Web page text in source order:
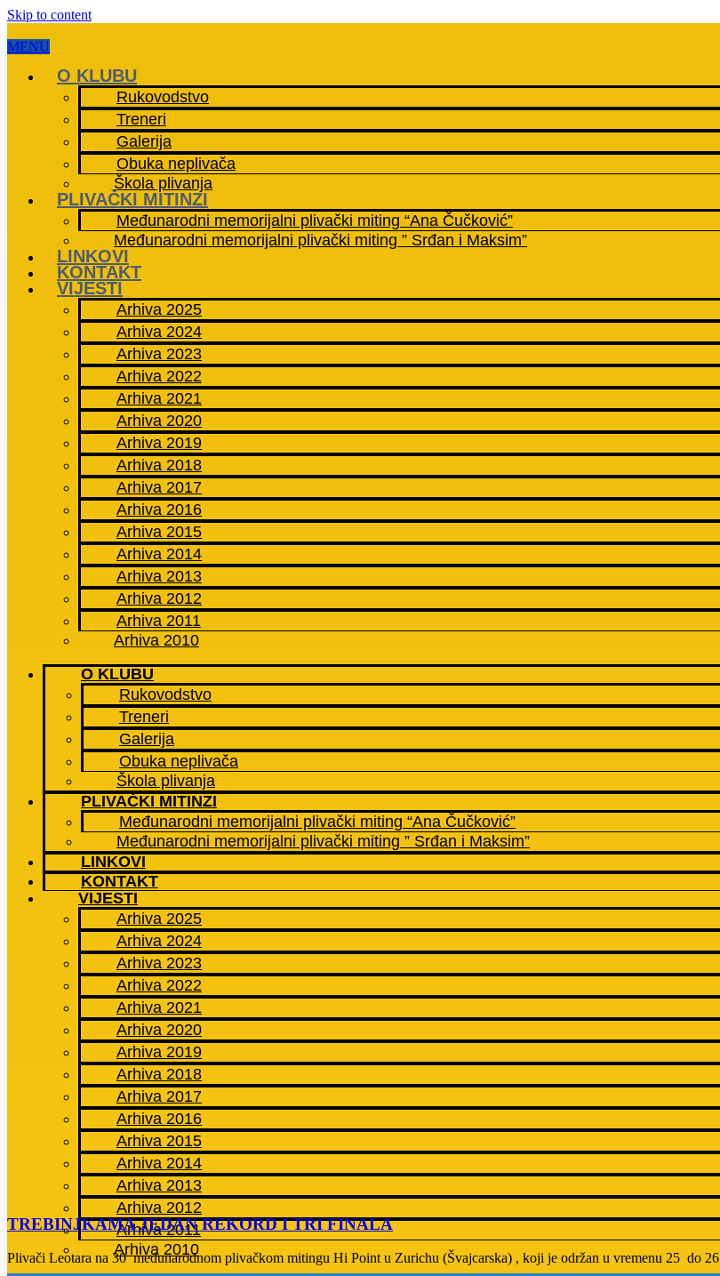
Skip to content
MENU
O KLUBU
Rukovodstvo
Treneri
Galerija
Obuka neplivača
Škola plivanja
PLIVAČKI MITINZI
Međunarodni memorijalni plivački miting “Ana Čučković”
Međunarodni memorijalni plivački miting ” Srđan i Maksim”
LINKOVI
KONTAKT
VIJESTI
Arhiva 2025
Arhiva 2024
Arhiva 2023
Arhiva 2022
Arhiva 2021
Arhiva 2020
Arhiva 2019
Arhiva 2018
Arhiva 2017
Arhiva 2016
Arhiva 2015
Arhiva 2014
Arhiva 2013
Arhiva 2012
Arhiva 2011
Arhiva 2010
O KLUBU
Rukovodstvo
Treneri
Galerija
Obuka neplivača
Škola plivanja
PLIVAČKI MITINZI
Međunarodni memorijalni plivački miting “Ana Čučković”
Međunarodni memorijalni plivački miting ” Srđan i Maksim”
LINKOVI
KONTAKT
VIJESTI
Arhiva 2025
Arhiva 2024
Arhiva 2023
Arhiva 2022
Arhiva 2021
Arhiva 2020
Arhiva 2019
Arhiva 2018
Arhiva 2017
Arhiva 2016
Arhiva 2015
Arhiva 2014
Arhiva 2013
Arhiva 2012
Arhiva 2011
Arhiva 2010
TREBINJKAMA JEDAN REKORD I TRI FINALA
Plivači Leotara na 30 međunarodnom plivačkom mitingu Hi Point u Zurichu (Švajcarska) , koji je održan u vremenu 25 do 26